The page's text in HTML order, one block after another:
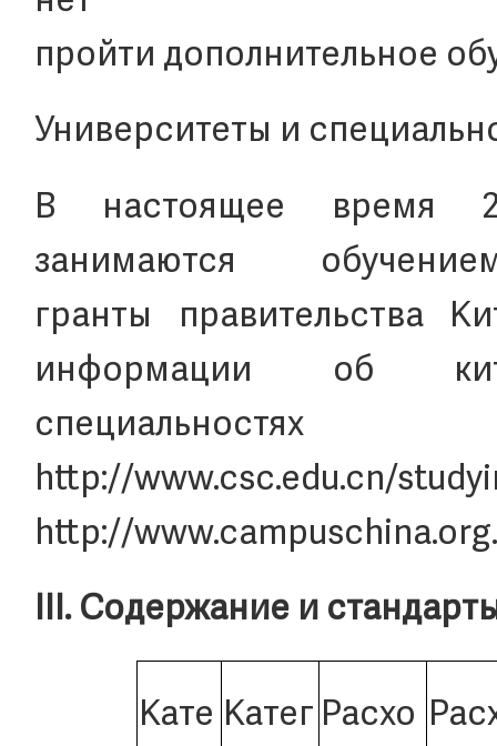
пройти дополнительное
Университеты и
В настоящее время
занимаются
гранты правительства
информации об
http://
http://
III. Содержание и
Кате Катег Расхо